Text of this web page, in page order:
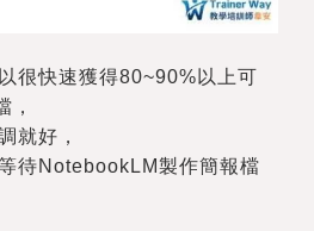
很快速獲得80~90%以上可
，
就好，
待NotebookLM製作簡報檔